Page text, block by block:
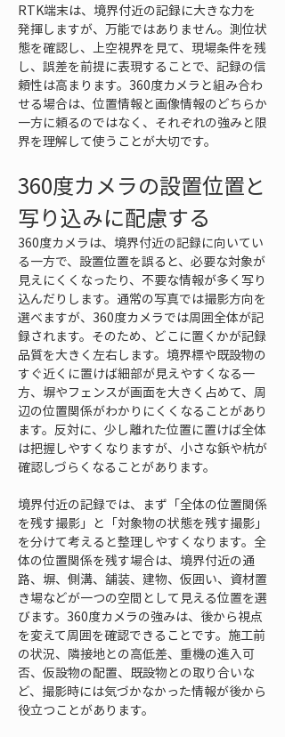
RTK端末は、境界付近の記録に大きな力を
発揮しますが、万能ではありません。測位状
態を確認し、上空視界を見て、現場条件を残
し、誤差を前提に表現することで、記録の信
頼性は高まります。360度カメラと組み合わ
せる場合は、位置情報と画像情報のどちらか
一方に頼るのではなく、それぞれの強みと限
界を理解して使うことが大切です。
360度カメラの設置位置と
写り込みに配慮する
360度カメラは、境界付近の記録に向いてい
る一方で、設置位置を誤ると、必要な対象が
見えにくくなったり、不要な情報が多く写り
込んだりします。通常の写真では撮影方向を
選べますが、360度カメラでは周囲全体が記
録されます。そのため、どこに置くかが記録
品質を大きく左右します。境界標や既設物の
すぐ近くに置けば細部が見えやすくなる一
方、塀やフェンスが画面を大きく占めて、周
辺の位置関係がわかりにくくなることがあり
ます。反対に、少し離れた位置に置けば全体
は把握しやすくなりますが、小さな鋲や杭が
確認しづらくなることがあります。
境界付近の記録では、まず「全体の位置関係
を残す撮影」と「対象物の状態を残す撮影」
を分けて考えると整理しやすくなります。全
体の位置関係を残す場合は、境界付近の通
路、塀、側溝、舗装、建物、仮囲い、資材置
き場などが一つの空間として見える位置を選
びます。360度カメラの強みは、後から視点
を変えて周囲を確認できることです。施工前
の状況、隣接地との高低差、重機の進入可
否、仮設物の配置、既設物との取り合いな
ど、撮影時には気づかなかった情報が後から
役立つことがあります。